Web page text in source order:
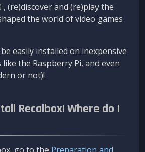
, (re)discover and (re)play the
the world of video games
easily installed on inexpensive
the Raspberry Pi, and even
or not)!
Recalbox! Where do I